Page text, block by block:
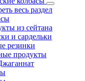
весь раздел
из сейтана
и сардельки
резинки
продукты